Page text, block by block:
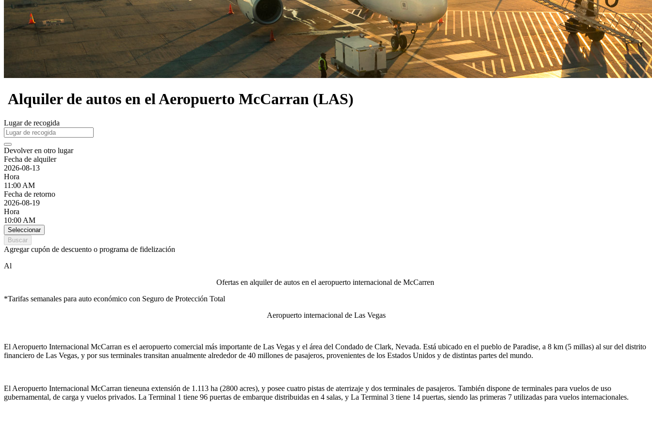
Alquiler de autos en el Aeropuerto McCarran (LAS)
Lugar de recogida
Devolver en otro lugar
Fecha de alquiler
2026-08-13
Hora
11:00 AM
Fecha de retorno
2026-08-19
Hora
10:00 AM
Seleccionar
Buscar
Agregar cupón de descuento o programa de fidelización
Al
Ofertas en alquiler de autos en el aeropuerto internacional de McCarren
*Tarifas semanales para auto económico con Seguro de Protección Total
Aeropuerto internacional de Las Vegas
El Aeropuerto Internacional McCarran es el aeropuerto comercial más importante de Las Vegas y el área del Condado de Clark, Nevada. Está ubicado en el pueblo de Paradise, a 8 km (5 millas) al sur del distrito
financiero de Las Vegas, y por sus terminales transitan anualmente alrededor de 40 millones de pasajeros, provenientes de los Estados Unidos y de distintas partes del mundo.
El Aeropuerto Internacional McCarran tieneuna extensión de 1.113 ha (2800 acres), y posee cuatro pistas de aterrizaje y dos terminales de pasajeros. También dispone de terminales para vuelos de uso
gubernamental, de carga y vuelos privados. La Terminal 1 tiene 96 puertas de embarque distribuidas en 4 salas, y La Terminal 3 tiene 14 puertas, siendo las primeras 7 utilizadas para vuelos internacionales.